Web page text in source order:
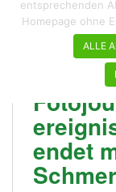
endet
entsprechenden
Homepage ohne
ALLE